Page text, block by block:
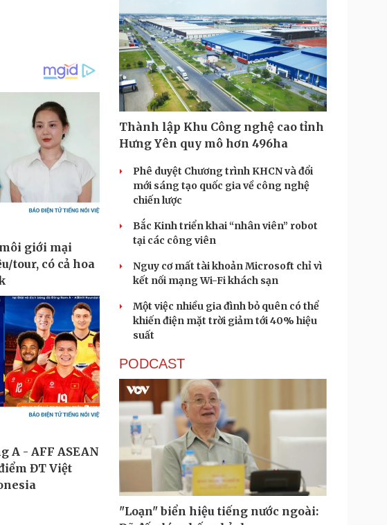
Thành lập Khu Công nghệ cao tỉnh
Hưng Yên quy mô hơn 496ha
Phê duyệt Chương trình KHCN và đổi
mới sáng tạo quốc gia về công nghệ
chiến lược
Bắc Kinh triển khai “nhân viên” robot
tại các công viên
Nguy cơ mất tài khoản Microsoft chỉ vì
kết nối mạng Wi-Fi khách sạn
Một việc nhiều gia đình bỏ quên có thể
khiến điện mặt trời giảm tới 40% hiệu
suất
PODCAST
"Loạn" biển hiệu tiếng nước ngoài: